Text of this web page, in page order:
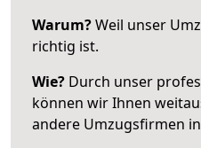
Warum?Weil unser
richtig ist.
Wie? Durch unser
können wir Ihnen
andere Umzugsfirmen